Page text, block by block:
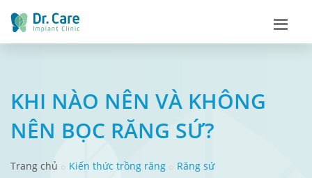
KHI NÀO NÊN VÀ KHÔNG
NÊN BỌC RĂNG SỨ?
Trang chủ Kiến thức trồng răng Răng sứ